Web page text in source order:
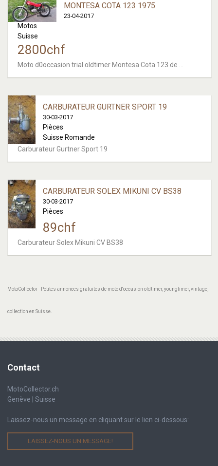
MONTESA COTA 123 1975
23-04-2017
Motos
Suisse
2800chf
Moto d0occasion trial oldtimer Montesa Cota 123 de ...
CARBURATEUR GURTNER SPORT 19
30-03-2017
Pièces
Suisse Romande
Carburateur Gurtner Sport 19
CARBURATEUR SOLEX MIKUNI CV BS38
30-03-2017
Pièces
89chf
Carburateur Solex Mikuni CV BS38
MotoCollector - Petites annonces gratuites de moto d'occasion oldtimer, youngtimer, vintage,
collection en Suisse.
Contact
MotoCollector.ch
Genève | Suisse
Laissez-nous un message en cliquant sur le lien ci-dessous:
LAISSEZ-NOUS UN MESSAGE!